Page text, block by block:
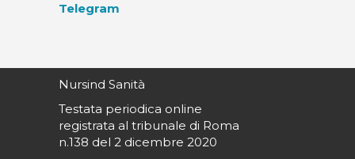
Telegram
Nursind Sanità
Testata periodica online
registrata al tribunale di Roma
n.138 del 2 dicembre 2020